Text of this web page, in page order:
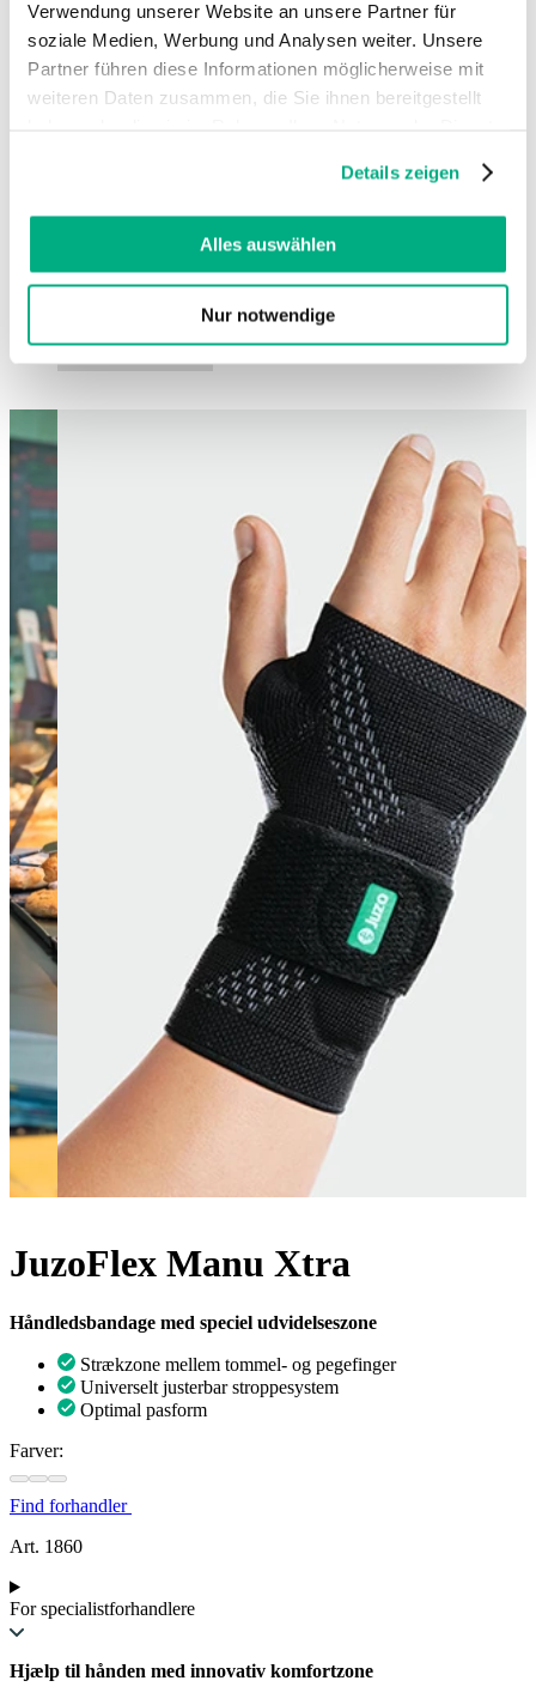
Verwendung unserer Website an unsere Partner für
soziale Medien, Werbung und Analysen weiter. Unsere
Partner führen diese Informationen möglicherweise mit
weiteren Daten zusammen, die Sie ihnen bereitgestellt
Cookies, wenn Sie unsere Webseite weiterhin nutzen.
Weitere Informationen finden Sie in
DatenschutzerklärungundImpressum
Details zeigen
Alles auswählen
Nur notwendige
JuzoFlex Manu Xtra
Håndledsbandage med speciel udvidelseszone
Strækzone mellem tommel- og pegefinger
Universelt justerbar stroppesystem
Optimal pasform
Farver:
Find forhandler
Art. 1860
For specialistforhandlere
Hjælp til hånden med innovativ komfortzone